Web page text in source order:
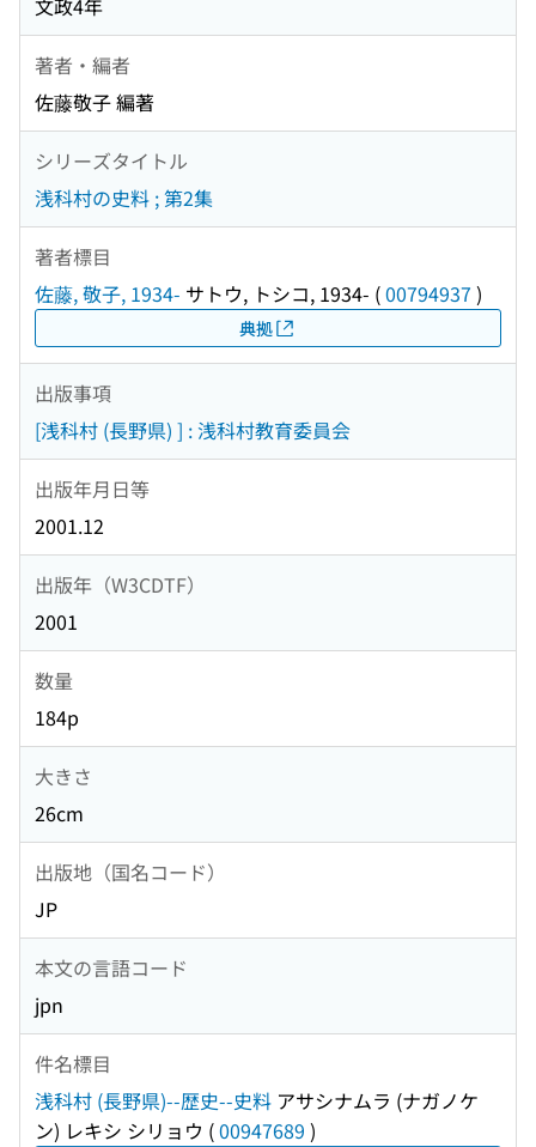
文政4年
著者・編者
佐藤敬子 編著
シリーズタイトル
浅科村の史料 ; 第2集
著者標目
佐藤, 敬子, 1934- サトウ, トシコ, 1934- (00794937 )
典拠
出版事項
[浅科村 (長野県) ] : 浅科村教育委員会
出版年月日等
2001.12
出版年（W3CDTF）
2001
数量
184p
大きさ
26cm
出版地（国名コード）
JP
本文の言語コード
jpn
件名標目
浅科村 (長野県)--歴史--史料 アサシナムラ (ナガノケ
ン) レキシ シリョウ (00947689 )